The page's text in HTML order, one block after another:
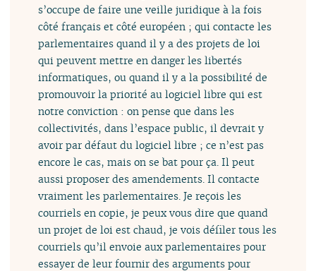
s’occupe de faire une veille juridique à la fois
côté français et côté européen ; qui contacte les
parlementaires quand il y a des projets de loi
qui peuvent mettre en danger les libertés
informatiques, ou quand il y a la possibilité de
promouvoir la priorité au logiciel libre qui est
notre conviction : on pense que dans les
collectivités, dans l’espace public, il devrait y
avoir par défaut du logiciel libre ; ce n’est pas
encore le cas, mais on se bat pour ça. Il peut
aussi proposer des amendements. Il contacte
vraiment les parlementaires. Je reçois les
courriels en copie, je peux vous dire que quand
un projet de loi est chaud, je vois défiler tous les
courriels qu’il envoie aux parlementaires pour
essayer de leur fournir des arguments pour